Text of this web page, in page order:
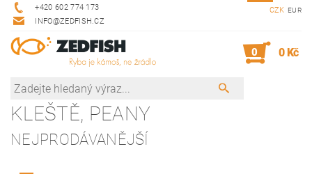
+420 602 774 173
INFO@ZEDFISH.CZ
CZK EUR
0 0 Kč
KLEŠTĚ, PEANY
NEJPRODÁVANĚJŠÍ